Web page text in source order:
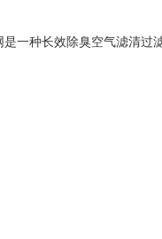
一种长效除臭空气滤清过